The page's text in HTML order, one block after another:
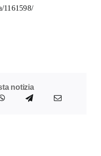
1161598/
notizia